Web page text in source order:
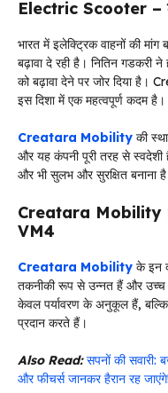
Electric Scooter –
भारत में इलेक्ट्रिक वाहनों की
बढ़ावा दे रही है। नितिन गडकरी
को बढ़ावा देने पर जोर दिया
इस दिशा में एक महत्वपूर्ण कदम है।
Creatara Mobility की
और यह कंपनी पूरी तरह से स्वदेशी
और भी सुलभ और सुरक्षित बनाना
Creatara Mobility
VM4
Creatara Mobility के इन
तकनीकी रूप से उन्नत हैं और
केवल पर्यावरण के अनुकूल हैं,
प्रदान करते हैं।
Also Read: सपनों की
और फीचर्स जानकर हैरान रह